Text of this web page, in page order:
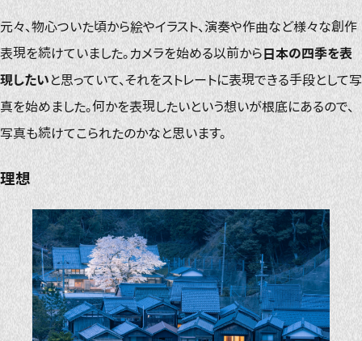
元々、物心ついた頃から絵やイラスト、演奏や作曲など様々な創作
表現を続けていました。カメラを始める以前から日本の四季を表
現したい と思っていて、それをストレートに表現できる手段として写
真を始めました。何かを表現したいという想いが根底にあるので、
写真も続けてこられたのかなと思います。
理想